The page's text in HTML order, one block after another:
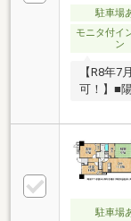
駐車場
モニタ付イ
ン
【R8年
可！】■
グコミュ
駐車場